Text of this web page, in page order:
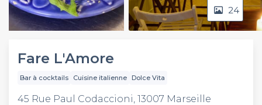
Video
24
Fare L'Amore
Bar à cocktails Cuisine italienne Dolce Vita
45 Rue Paul Codaccioni, 13007 Marseille